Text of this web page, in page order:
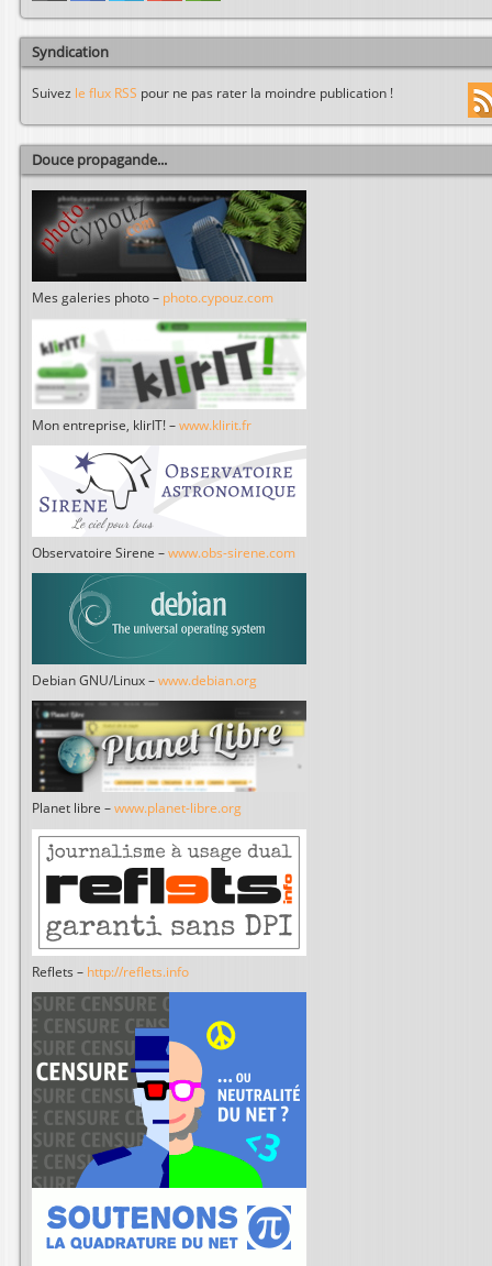
Syndication
Suivez le flux RSS pour ne pas rater la moindre publication !
Douce propagande...
Mes galeries photo – photo.cypouz.com
Mon entreprise, klirIT! – www.klirit.fr
Observatoire Sirene – www.obs-sirene.com
Debian GNU/Linux – www.debian.org
Planet libre – www.planet-libre.org
Reflets – http://reflets.info